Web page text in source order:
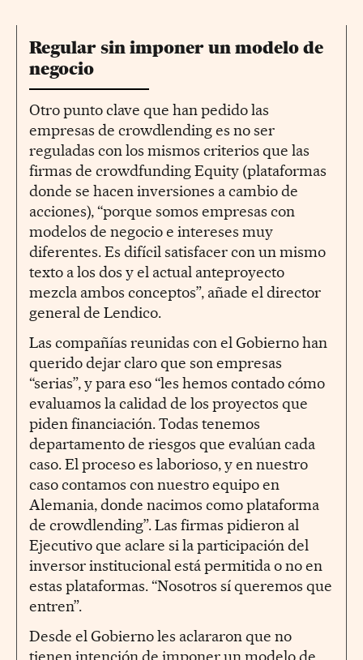
Regular sin imponer un modelo de
negocio
Otro punto clave que han pedido las
empresas de crowdlending es no ser
reguladas con los mismos criterios que las
firmas de crowdfunding Equity (plataformas
donde se hacen inversiones a cambio de
acciones), “porque somos empresas con
modelos de negocio e intereses muy
diferentes. Es difícil satisfacer con un mismo
texto a los dos y el actual anteproyecto
mezcla ambos conceptos”, añade el director
general de Lendico.
Las compañías reunidas con el Gobierno han
querido dejar claro que son empresas
“serias”, y para eso “les hemos contado cómo
evaluamos la calidad de los proyectos que
piden financiación. Todas tenemos
departamento de riesgos que evalúan cada
caso. El proceso es laborioso, y en nuestro
caso contamos con nuestro equipo en
Alemania, donde nacimos como plataforma
de crowdlending”. Las firmas pidieron al
Ejecutivo que aclare si la participación del
inversor institucional está permitida o no en
estas plataformas. “Nosotros sí queremos que
entren”.
Desde el Gobierno les aclararon que no